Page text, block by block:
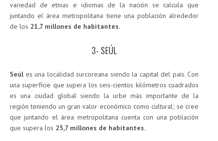
variedad de etnias e idiomas de la nación se calcula que
juntando el área metropolitana tiene una población alrededor
de los 21,7 millones de habitantes.
3- SEÚL
Seúles una localidad surcoreana siendo la capital del país. Con
una superfície que supera los seis-cientos kilómetros cuadrados
es una ciudad global siendo la urbe más importante de la
región teniendo un gran valor económico como cultural; se cree
que juntando el área metropolitana cuenta con una población
que supera los 25,7 millones de habitantes.